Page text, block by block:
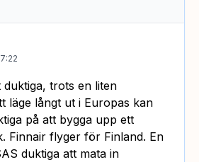
trots en liten
läge långt ut i Europas kan
på att bygga upp ett
Finnair flyger för Finland. En
duktiga att mata in